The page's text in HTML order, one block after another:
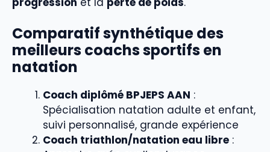
Comparatif synthétique des
meilleurs coachs sportifs en
natation
Coach diplômé BPJEPS AAN :
Spécialisation natation adulte et enfant,
suivi personnalisé, grande expérience
Coach triathlon/natation eau libre :